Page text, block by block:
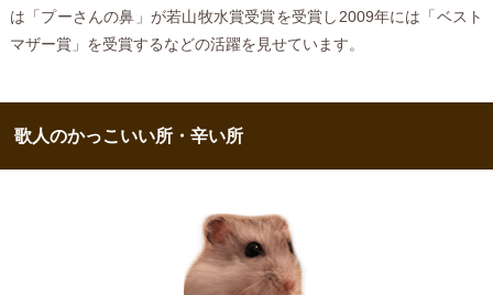
は「プーさんの鼻」が若山牧水賞受賞を受賞し2009年には「ベスト
マザー賞」を受賞するなどの活躍を見せています。
歌人のかっこいい所・辛い所